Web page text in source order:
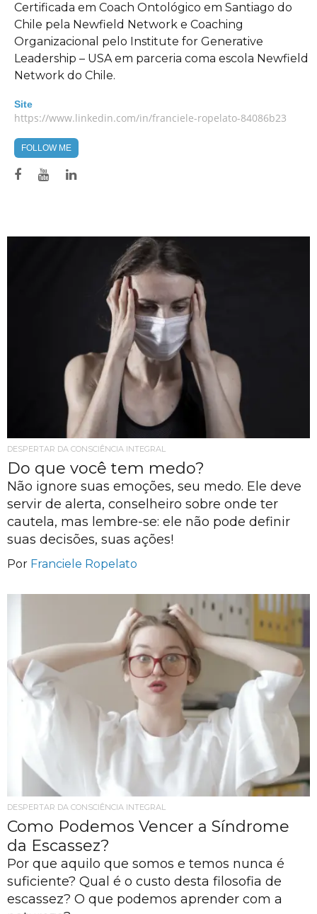
Certificada em Coach Ontológico em Santiago do
Chile pela Newfield Network e Coaching
Organizacional pelo Institute for Generative
Leadership – USA em parceria coma escola Newfield
Network do Chile.
Site
https://www.linkedin.com/in/franciele-ropelato-84086b23
FOLLOW ME
DESPERTAR DA CONSCIÊNCIA INTEGRAL
Do que você tem medo?
Não ignore suas emoções, seu medo. Ele deve
servir de alerta, conselheiro sobre onde ter
cautela, mas lembre-se: ele não pode definir
suas decisões, suas ações!
Por Franciele Ropelato
DESPERTAR DA CONSCIÊNCIA INTEGRAL
Como Podemos Vencer a Síndrome
da Escassez?
Por que aquilo que somos e temos nunca é
suficiente? Qual é o custo desta filosofia de
escassez? O que podemos aprender com a